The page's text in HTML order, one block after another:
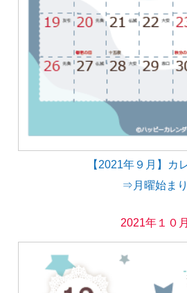
【2021年９月】カ
⇒月曜始まり
2021年１０月